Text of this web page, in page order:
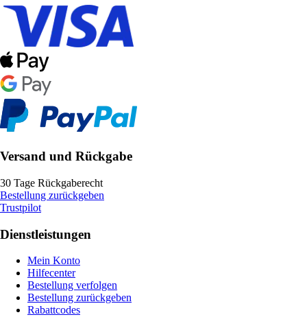
Versand und Rückgabe
30 Tage Rückgaberecht
Bestellung zurückgeben
Trustpilot
Dienstleistungen
Mein Konto
Hilfecenter
Bestellung verfolgen
Bestellung zurückgeben
Rabattcodes